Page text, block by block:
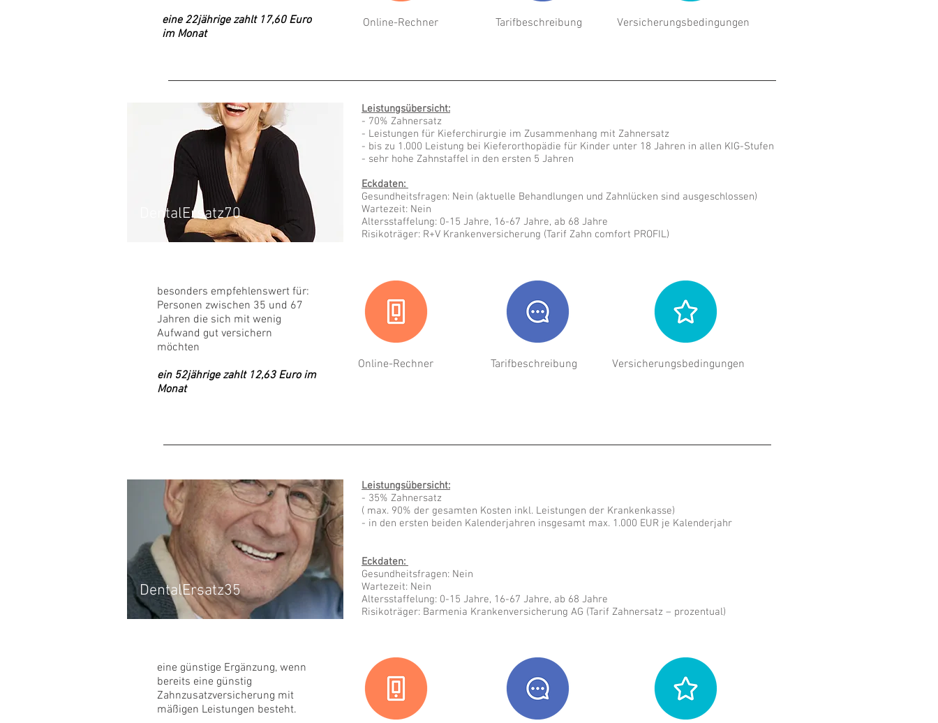
eine 22jährige zahlt 17,60 Euro
im Monat
Online-Rechner Tarifbeschreibung Versicherungsbedingungen
DentalErsatz70
Leistungsübersicht:
- 70% Zahnersatz
- Leistungen für Kieferchirurgie im Zusammenhang mit Zahnersatz
- bis zu 1.000 Leistung bei Kieferorthopädie für Kinder unter 18 Jahren in allen KIG-Stufen
- sehr hohe Zahnstaffel in den ersten 5 Jahren
Eckdaten:
Gesundheitsfragen: Nein (aktuelle Behandlungen und Zahnlücken sind ausgeschlossen)
Wartezeit: Nein
Altersstaffelung: 0-15 Jahre, 16-67 Jahre, ab 68 Jahre
Risikoträger: R+V Krankenversicherung (Tarif Zahn comfort PROFIL)
besonders empfehlenswert für:
Personen zwischen 35 und 67
Jahren die sich mit wenig
Aufwand gut versichern
möchten
ein 52jährige zahlt 12,63 Euro im
Monat
Online-Rechner Tarifbeschreibung Versicherungsbedingungen
DentalErsatz35
Leistungsübersicht:
- 35% Zahnersatz
( max. 90% der gesamten Kosten inkl. Leistungen der Krankenkasse)
- in den ersten beiden Kalenderjahren insgesamt max. 1.000 EUR je Kalenderjahr
Eckdaten:
Gesundheitsfragen: Nein
Wartezeit: Nein
Altersstaffelung: 0-15 Jahre, 16-67 Jahre, ab 68 Jahre
Risikoträger: Barmenia Krankenversicherung AG (Tarif Zahnersatz – prozentual)
eine günstige Ergänzung, wenn
bereits eine günstig
Zahnzusatzversicherung mit
mäßigen Leistungen besteht.